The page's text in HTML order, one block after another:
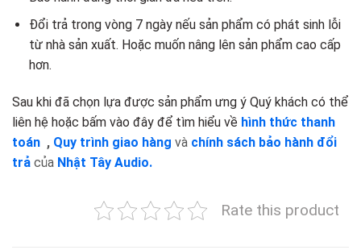
Đổi trả trong vòng 7 ngày nếu sản phẩm có phát sinh lỗi
từ nhà sản xuất. Hoặc muốn nâng lên sản phẩm cao cấp
hơn.
Sau khi đã chọn lựa được sản phẩm ưng ý Quý khách có thể
liên hệ hoặc bấm vào đây để tìm hiểu về hình thức thanh
toán , Quy trình giao hàng và chính sách bảo hành đổi
trả của Nhật Tây Audio.
Rate this product